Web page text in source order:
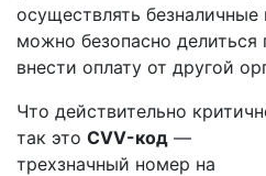
осуществлять
можно безопасно
внести оплату от другой
Что действительно
так это CVV-код —
трехзначный номер на